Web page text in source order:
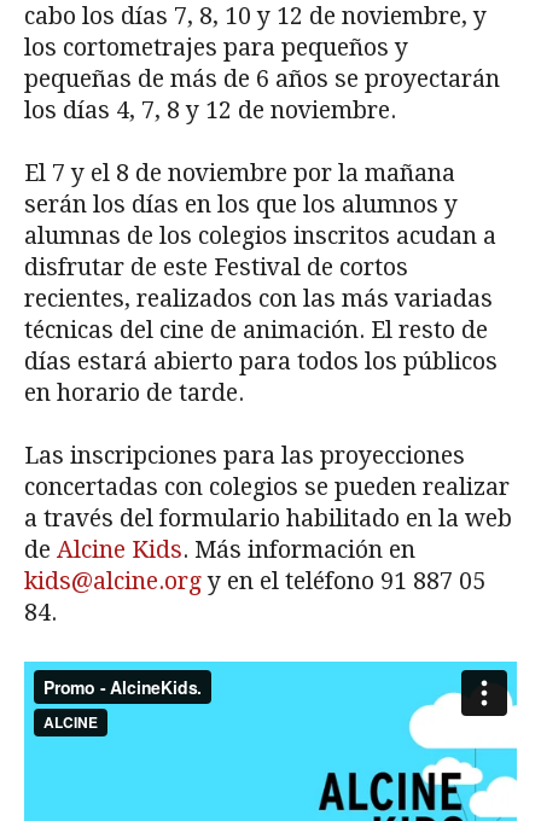
cabo los días 7, 8, 10 y 12 de noviembre, y
los cortometrajes para pequeños y
pequeñas de más de 6 años se proyectarán
los días 4, 7, 8 y 12 de noviembre.
El 7 y el 8 de noviembre por la mañana
serán los días en los que los alumnos y
alumnas de los colegios inscritos acudan a
disfrutar de este Festival de cortos
recientes, realizados con las más variadas
técnicas del cine de animación. El resto de
días estará abierto para todos los públicos
en horario de tarde.
Las inscripciones para las proyecciones
concertadas con colegios se pueden realizar
a través del formulario habilitado en la web
de Alcine Kids. Más información en
kids@alcine.orgy en el teléfono 91 887 05
84.